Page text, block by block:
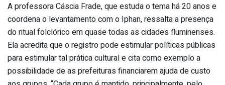
A professora Cáscia Frade, que estuda o tema há 20 anos e
coordena o levantamento com o Iphan, ressalta a presença
do ritual folclórico em quase todas as cidades fluminenses.
Ela acredita que o registro pode estimular políticas públicas
para estimular tal prática cultural e cita como exemplo a
possibilidade de as prefeituras financiarem ajuda de custo